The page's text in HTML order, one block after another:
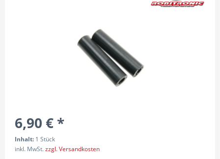
6,90 € *
Inhalt: 1 Stück
inkl. MwSt.zzgl. Versandkosten